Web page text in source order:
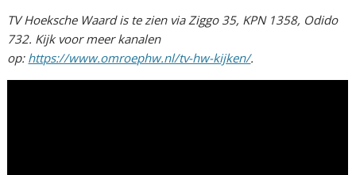
TV Hoeksche Waard is te zien via Ziggo 35, KPN 1358, Odido
732. Kijk voor meer kanalen
op: https://www.omroephw.nl/tv-hw-kijken/.